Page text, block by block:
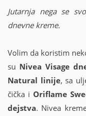
Jutarnja nega se
dnevne kreme.
Volim da koristim
su Nivea Visage
Natural linije, sa
čička i Oriflame
dejstva. Nivea